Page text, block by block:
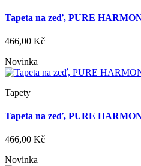
Tapeta na zeď, PURE
466,00 Kč
Novinka
Tapety
Tapeta na zeď, PURE
466,00 Kč
Novinka